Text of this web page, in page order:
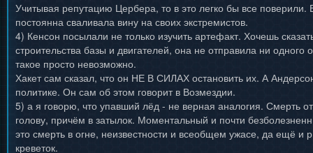
Учитывая репутацию Цербера, то в это легко бы все поверили.
постоянна сваливала вину на своих экстремистов.
4) Кенсон посылали не только изучить артефакт. Хочешь
строительства базы и двигателей, она не отправила ни одного
такое просто невозможно.
Хакет сам сказал, что он НЕ В СИЛАХ остановить их. А
политике. Он сам об этом говорит в Возмездии.
5) а я говорю, что упавший лёд - не верная аналогия. Смерть
голову, причём в затылок. Моментальный и почти
это смерть в огне, неизвестности и всеобщем ужасе, да ещё и
креветок.